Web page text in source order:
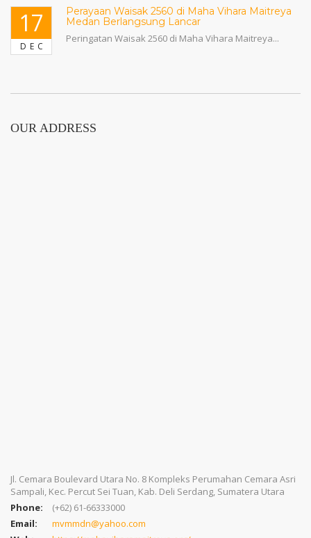
17
DEC
Perayaan Waisak 2560 di Maha Vihara Maitreya
Medan Berlangsung Lancar
Peringatan Waisak 2560 di Maha Vihara Maitreya...
OUR ADDRESS
Jl. Cemara Boulevard Utara No. 8 Kompleks Perumahan Cemara Asri
Sampali, Kec. Percut Sei Tuan, Kab. Deli Serdang, Sumatera Utara
Phone:
(+62) 61-66333000
Email:
mvmmdn@yahoo.com